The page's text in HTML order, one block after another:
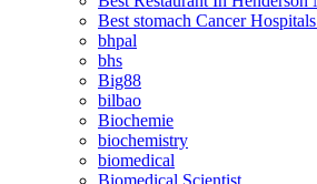
Best stomach Cancer
bhpal
bhs
Big88
bilbao
Biochemie
biochemistry
biomedical
Biomedical Scientist